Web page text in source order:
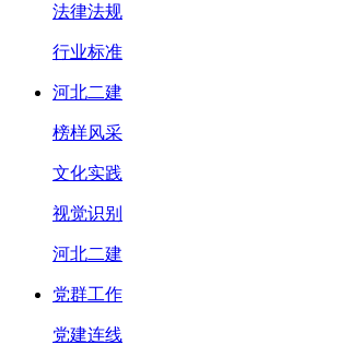
法律法规
行业标准
河北二建
榜样风采
文化实践
视觉识别
河北二建
党群工作
党建连线